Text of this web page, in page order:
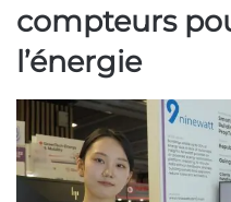
compteurs
l’énergie